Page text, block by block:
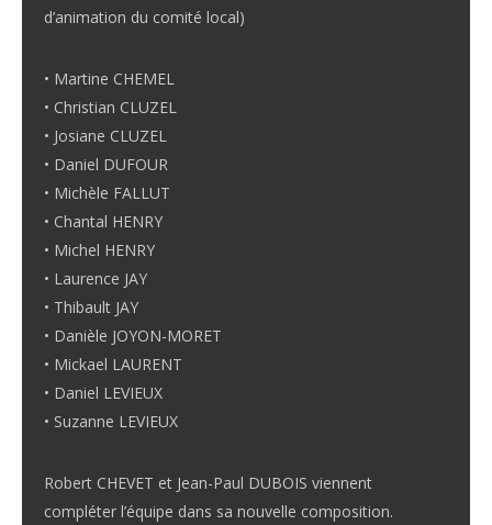
d’animation du comité local)
• Martine CHEMEL
• Christian CLUZEL
• Josiane CLUZEL
• Daniel DUFOUR
• Michèle FALLUT
• Chantal HENRY
• Michel HENRY
• Laurence JAY
• Thibault JAY
• Danièle JOYON-MORET
• Mickael LAURENT
• Daniel LEVIEUX
• Suzanne LEVIEUX
Robert CHEVET et Jean-Paul DUBOIS viennent
compléter l’équipe dans sa nouvelle composition.